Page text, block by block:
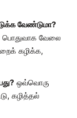
வேண்டுமா?
வேலை
கழிக்க,
ஒவ்வொரு
கழித்தல்